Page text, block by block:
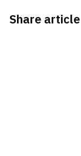
Share article